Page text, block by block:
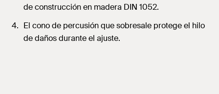
de construcción en madera DIN 1052.
El cono de percusión que sobresale protege el hilo
de daños durante el ajuste.